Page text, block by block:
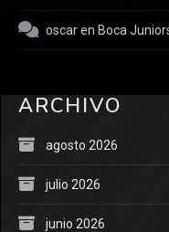
oscaren Boca
ARCHIVO
agosto 2026
julio 2026
junio 2026